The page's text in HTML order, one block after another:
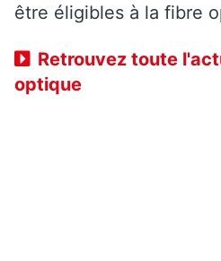
être éligibles à la fibre
Retrouvez toute
optique